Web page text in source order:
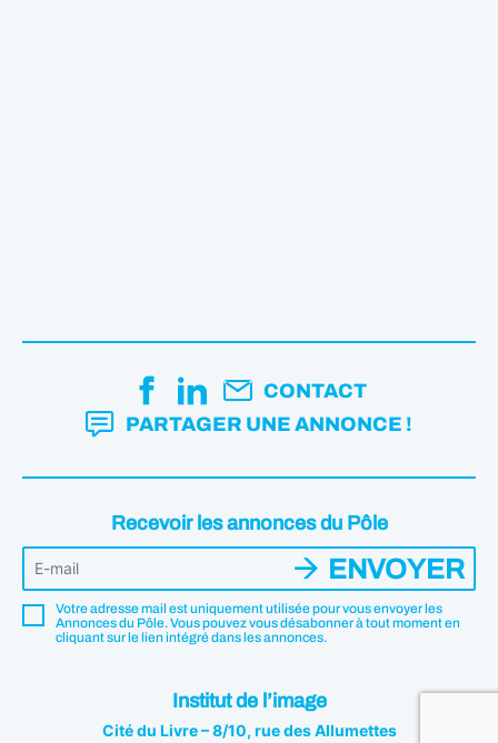
CONTACT
PARTAGER UNE ANNONCE !
Recevoir les annonces du Pôle
Votre adresse mail est uniquement utilisée pour vous envoyer les
Annonces du Pôle. Vous pouvez vous désabonner à tout moment en
cliquant sur le lien intégré dans les annonces.
ENVOYER
Institut de l’image
Cité du Livre – 8/10, rue des Allumettes